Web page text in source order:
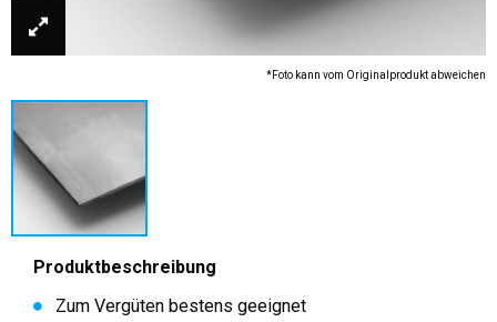
*Foto kann vom Originalprodukt abweichen
Produktbeschreibung
Zum Vergüten bestens geeignet